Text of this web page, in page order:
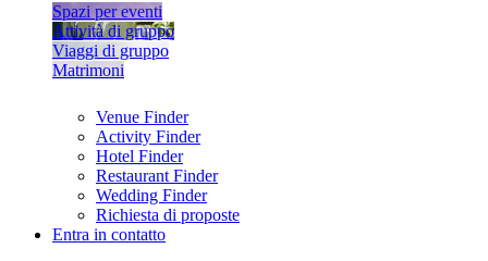
Spazi per eventi
Attività di gruppo
Viaggi di gruppo
Matrimoni
Venue Finder
Activity Finder
Hotel Finder
Restaurant Finder
Wedding Finder
Richiesta di proposte
Entra in contatto